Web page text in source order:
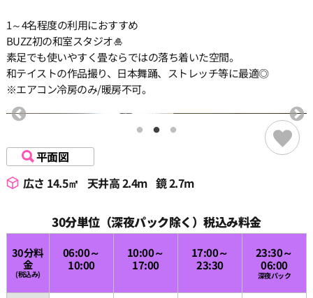
1～4名程度の利用におすすめ
BUZZ初の和室スタジオ🎍
素足でも使いやすく畳ならではの落ち着いた空間。
和テイストの作品撮り、日本舞踊、ストレッチ等に最適◎
※エアコン冷房のみ/暖房不可。
平面図
広さ 14.5㎡ 天井高 2.4m 鏡 2.7m
30分単位（深夜パック除く）税込み料金
30分料
金
(税込み)
06:00～
10:00
10:00～
17:00
17:00～
23:30
23:30～
06:00
深夜パック